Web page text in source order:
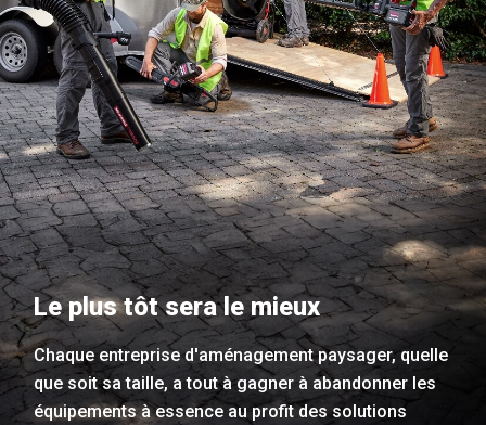
Le plus tôt sera le mieux
Chaque entreprise d'aménagement paysager, quelle
que soit sa taille, a tout à gagner à abandonner les
équipements à essence au profit des solutions